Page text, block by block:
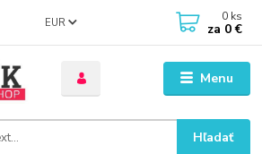
Menu
EUR
Hľadať
0 ks
za 0 €